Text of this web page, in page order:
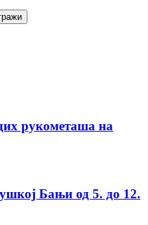
рукометаша на
Бањи од 5. до 12.